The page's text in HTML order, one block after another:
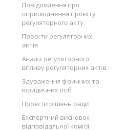
Повідомлення про
оприлюднення проєкту
регуляторного акту
Проєкти регуляторних
актів
Аналіз регуляторного
впливу регуляторних актів
Зауваження фізичних та
юридичних осіб
Проєкти рішень ради
Експертний висновок
відповідальної комісії